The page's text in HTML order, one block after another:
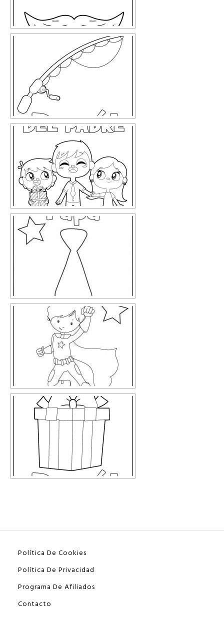
Política De Cookies
Política De Privacidad
Programa De Afiliados
Contacto